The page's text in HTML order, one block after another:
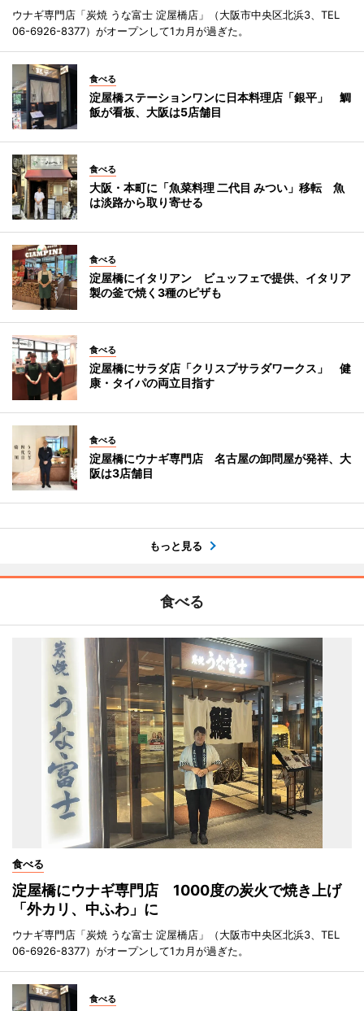
ウナギ専門店「炭焼 うな富士 淀屋橋店」（大阪市中央区北浜3、TEL
06-6926-8377）がオープンして1カ月が過ぎた。
食べる
淀屋橋ステーションワンに日本料理店「銀平」 鯛
飯が看板、大阪は5店舗目
食べる
大阪・本町に「魚菜料理 二代目 みつい」移転 魚
は淡路から取り寄せる
食べる
淀屋橋にイタリアン ビュッフェで提供、イタリア
製の釜で焼く3種のピザも
食べる
淀屋橋にサラダ店「クリスプサラダワークス」 健
康・タイパの両立目指す
食べる
淀屋橋にウナギ専門店 名古屋の卸問屋が発祥、大
阪は3店舗目
もっと見る
食べる
食べる
淀屋橋にウナギ専門店 1000度の炭火で焼き上げ
「外カリ、中ふわ」に
ウナギ専門店「炭焼 うな富士 淀屋橋店」（大阪市中央区北浜3、TEL
06-6926-8377）がオープンして1カ月が過ぎた。
食べる